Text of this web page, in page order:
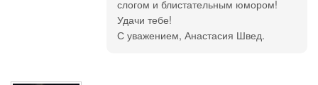
слогом и блистательным юмором!
Удачи тебе!
С уважением, Анастасия Швед.